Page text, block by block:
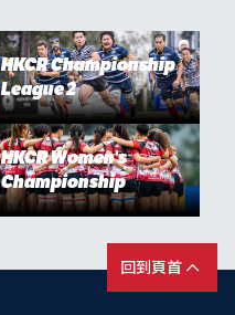
HKCR Championship
League 2
HKCR Women's
Championship
回到頁首